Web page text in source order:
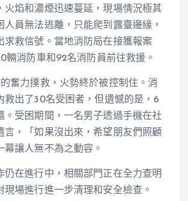
火焰和濃煙迅速蔓延，現場情況極其
人員無法逃離，只能爬到露臺邊緣，
求救信號。當地消防局在接獲報案
輛消防車和92名消防員前往救援。
奮力撲救，火勢終於被控制住。消
救出了30名受困者，但遺憾的是，6
。受困期間，一名男子透過手機在社
言，「如果沒出來，希望朋友們照顧
幕讓人無不為之動容。
仍在進行中，相關部門正在全力查明
現場進行進一步清理和安全檢查。